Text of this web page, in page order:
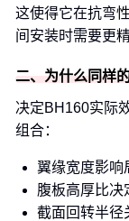
这使得它在抗弯
间安装时需要更
二、为什么同样
决定BH160实际
组合：
翼缘宽度影响
腹板高厚比决
截面回转半径